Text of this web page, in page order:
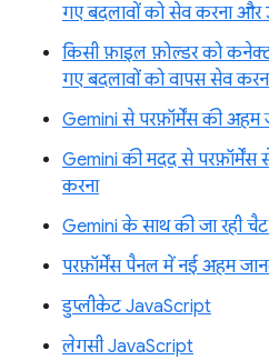
गए बदलावों को सेव करना और
किसी फ़ाइल फ़ोल्डर को
गए बदलावों को वापस सेव
Gemini से परफ़ॉर्मेंस की अहम
Gemini की मदद से परफ़ॉर्मेंस
करना
Gemini के साथ की जा रही चैट
परफ़ॉर्मेंस पैनल में नई अहम
डुप्लीकेट JavaScript
लेगसी JavaScript